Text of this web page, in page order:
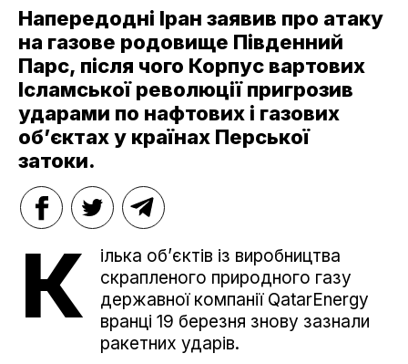
Напередодні Іран заявив про атаку
на газове родовище Південний
Парс, після чого Корпус вартових
Ісламської революції пригрозив
ударами по нафтових і газових
об’єктах у країнах Перської
затоки.
К
ілька об’єктів із виробництва
скрапленого природного газу
державної компанії QatarEnergy
вранці 19 березня знову зазнали
ракетних ударів.